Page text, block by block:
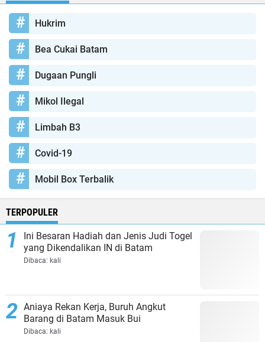
Hukrim
Bea Cukai Batam
Dugaan Pungli
Mikol Ilegal
Limbah B3
Covid-19
Mobil Box Terbalik
TERPOPULER
Ini Besaran Hadiah dan Jenis Judi Togel
yang Dikendalikan IN di Batam
Dibaca: kali
Aniaya Rekan Kerja, Buruh Angkut
Barang di Batam Masuk Bui
Dibaca: kali